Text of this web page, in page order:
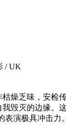
/ UK
乏味，安检
毁灭的边缘
演极具冲击力。